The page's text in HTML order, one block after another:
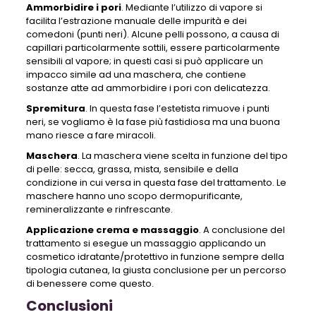
Ammorbidire i pori. Mediante l’utilizzo di vapore si
facilita l’estrazione manuale delle impurità e dei
comedoni (punti neri). Alcune pelli possono, a causa di
capillari particolarmente sottili, essere particolarmente
sensibili al vapore; in questi casi si può applicare un
impacco simile ad una maschera, che contiene
sostanze atte ad ammorbidire i pori con delicatezza.
Spremitura. In questa fase l’estetista rimuove i punti
neri, se vogliamo è la fase più fastidiosa ma una buona
mano riesce a fare miracoli.
Maschera. La maschera viene scelta in funzione del tipo
di pelle: secca, grassa, mista, sensibile e della
condizione in cui versa in questa fase del trattamento. Le
maschere hanno uno scopo dermopurificante,
remineralizzante e rinfrescante.
Applicazione crema e massaggio. A conclusione del
trattamento si esegue un massaggio applicando un
cosmetico idratante/protettivo in funzione sempre della
tipologia cutanea, la giusta conclusione per un percorso
di benessere come questo.
Conclusioni